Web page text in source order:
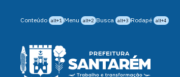
Conteúdo alt+1 Menu alt+2 Busca alt+3 Rodapé alt+4